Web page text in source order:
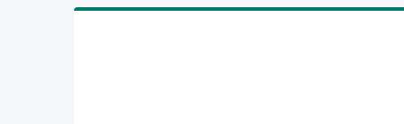
Звони, прямо сейчас + 38 050 673 54 81